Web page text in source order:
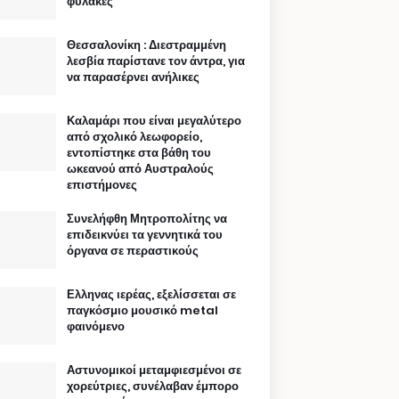
Θεσσαλονίκη : Διεστραμμένη
λεσβία παρίστανε τον άντρα, για
να παρασέρνει ανήλικες
Καλαμάρι που είναι μεγαλύτερο
από σχολικό λεωφορείο,
εντοπίστηκε στα βάθη του
ωκεανού από Αυστραλούς
επιστήμονες
Συνελήφθη Μητροπολίτης να
επιδεικνύει τα γεννητικά του
όργανα σε περαστικούς
Ελληνας ιερέας, εξελίσσεται σε
παγκόσμιο μουσικό metal
φαινόμενο
Αστυνομικοί μεταμφιεσμένοι σε
χορεύτριες, συνέλαβαν έμπορο